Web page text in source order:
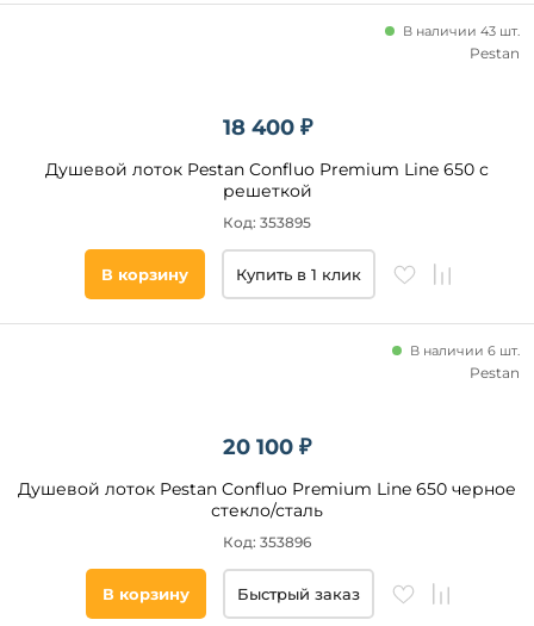
18 400 ₽
Душевой лоток Pestan Confluo Premium Line 650 с
решеткой
В наличии 43 шт.
Код: 353895
Pestan
В корзину Купить в 1 клик
20 100 ₽
Душевой лоток Pestan Confluo Premium Line 650 черное
стекло/сталь
В наличии 6 шт.
Код: 353896
Pestan
В корзину Быстрый заказ